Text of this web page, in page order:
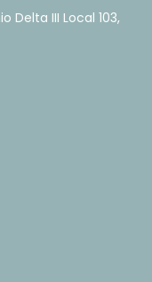
Delta III Local 103,